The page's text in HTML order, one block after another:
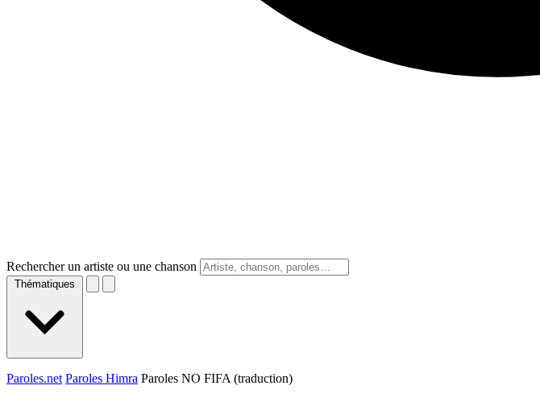
Rechercher un artiste ou une chanson
Thématiques
Paroles.net Paroles Himra Paroles NO FIFA (traduction)